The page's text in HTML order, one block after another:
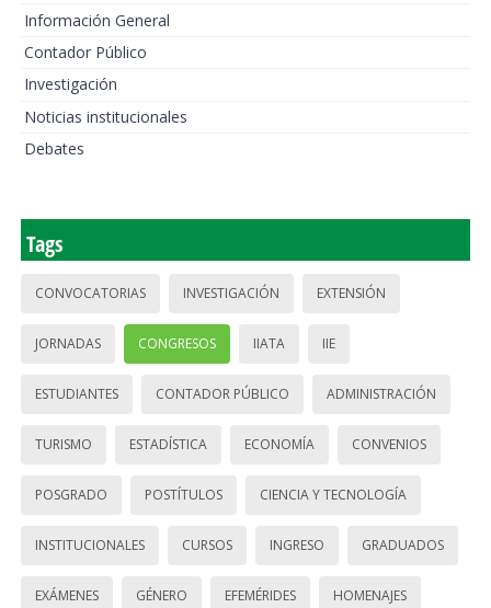
Información General
Contador Público
Investigación
Noticias institucionales
Debates
Tags
CONVOCATORIAS INVESTIGACIÓN EXTENSIÓN
JORNADAS CONGRESOS IIATA IIE
ESTUDIANTES CONTADOR PÚBLICO ADMINISTRACIÓN
TURISMO ESTADÍSTICA ECONOMÍA CONVENIOS
POSGRADO POSTÍTULOS CIENCIA Y TECNOLOGÍA
INSTITUCIONALES CURSOS INGRESO GRADUADOS
EXÁMENES GÉNERO EFEMÉRIDES HOMENAJES